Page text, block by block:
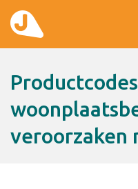
Over Jeugdzorg Nederland
Productcodes en
veroorzaken